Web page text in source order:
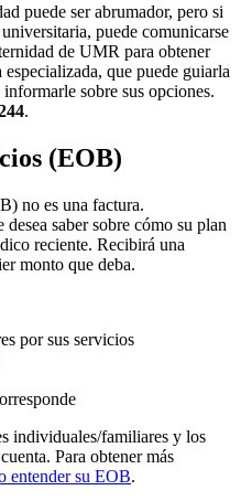
puede ser abrumador, pero si
puede comunicarse
de UMR para obtener
que puede guiarla
sobre sus opciones.
.
(EOB)
no es una factura.
saber sobre cómo su plan
reciente. Recibirá una
monto que deba.
por sus servicios
individuales/familiares y los
Para obtener más
entender su EOB.